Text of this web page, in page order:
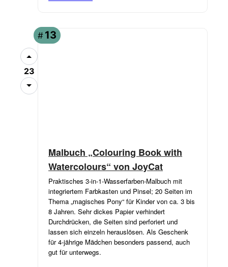
# 13
23
Malbuch „Colouring Book with
Watercolours“ von JoyCat
Praktisches 3-in-1-Wasserfarben-Malbuch mit
integriertem Farbkasten und Pinsel; 20 Seiten im
Thema „magisches Pony“ für Kinder von ca. 3 bis
8 Jahren. Sehr dickes Papier verhindert
Durchdrücken, die Seiten sind perforiert und
lassen sich einzeln herauslösen. Als Geschenk
für 4-jährige Mädchen besonders passend, auch
gut für unterwegs.